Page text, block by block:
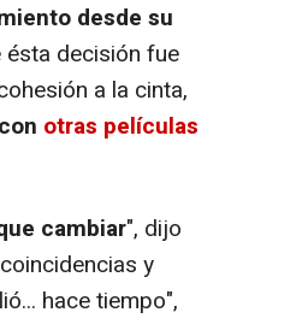
desde su
decisión fue
a la cinta,
otras películas
cambiar", dijo
y
hace tiempo",